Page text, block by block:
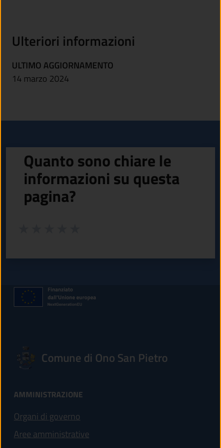
Ulteriori informazioni
ULTIMO AGGIORNAMENTO
14 marzo 2024
Quanto sono chiare le
informazioni su questa
pagina?
Comune di Ono San Pietro
AMMINISTRAZIONE
Organi di governo
Aree amministrative